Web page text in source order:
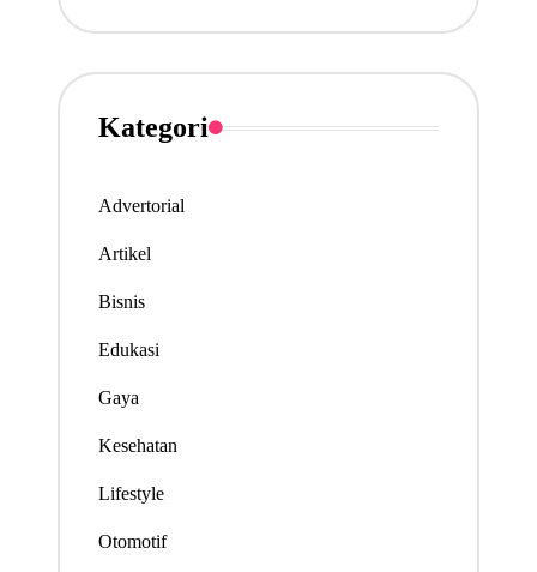
Kategori
Advertorial
Artikel
Bisnis
Edukasi
Gaya
Kesehatan
Lifestyle
Otomotif